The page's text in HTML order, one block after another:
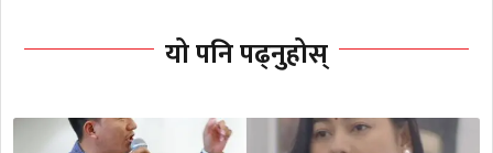
यो पनि पढ्नुहोस्